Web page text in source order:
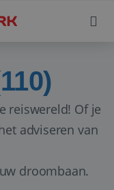
reiswereld! Of je
adviseren van
droombaan.